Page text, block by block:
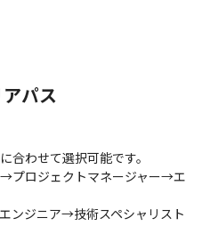
パス
合わせて選択可能です。
プロジェクトマネージャー→エ
ンジニア→技術スペシャリスト